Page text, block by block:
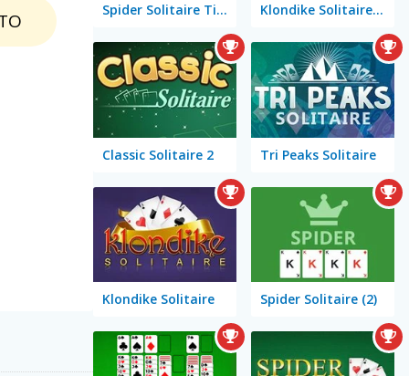
Spider Solitaire Time Klondike Solitaire Big
Classic Solitaire 2 Tri Peaks Solitaire
Klondike Solitaire Spider Solitaire (2)